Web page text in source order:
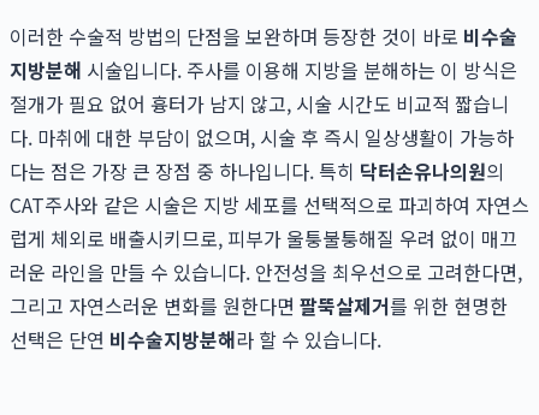
이러한 수술적 방법의 단점을 보완하며 등장한 것이 바로 비수술
지방분해 시술입니다. 주사를 이용해 지방을 분해하는 이 방식은
절개가 필요 없어 흉터가 남지 않고, 시술 시간도 비교적 짧습니
다. 마취에 대한 부담이 없으며, 시술 후 즉시 일상생활이 가능하
다는 점은 가장 큰 장점 중 하나입니다. 특히 닥터손유나의원의
CAT주사와 같은 시술은 지방 세포를 선택적으로 파괴하여 자연스
럽게 체외로 배출시키므로, 피부가 울퉁불퉁해질 우려 없이 매끄
러운 라인을 만들 수 있습니다. 안전성을 최우선으로 고려한다면,
그리고 자연스러운 변화를 원한다면 팔뚝살제거를 위한 현명한
선택은 단연 비수술지방분해라 할 수 있습니다.